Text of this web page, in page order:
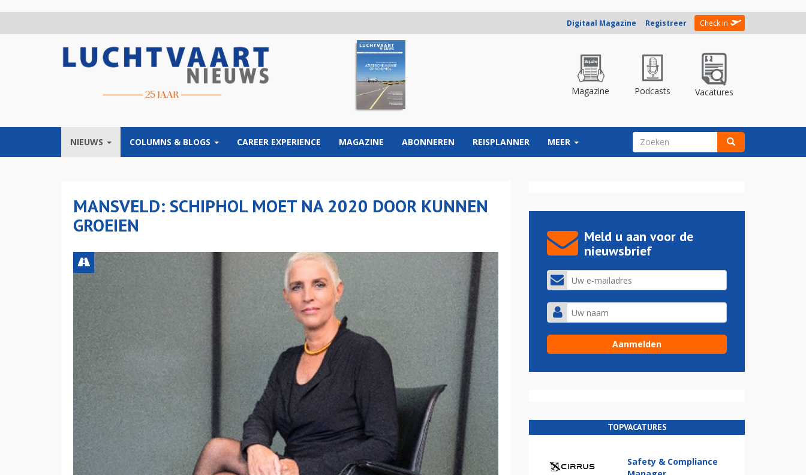
Digitaal Magazine Registreer Check in
Magazine Podcasts Vacatures
NIEUWS COLUMNS & BLOGS CAREER EXPERIENCE MAGAZINE ABONNEREN REISPLANNER MEER ZOEKVELD
MANSVELD: SCHIPHOL MOET NA 2020 DOOR KUNNEN
GROEIEN
Meld u aan voor de
nieuwsbrief
TOPVACATURES
Safety & Compliance